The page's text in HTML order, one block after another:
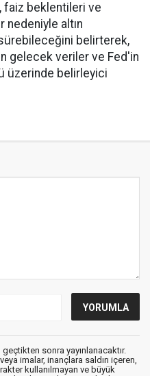
faiz beklentileri ve
altın
belirterek,
gelecek veriler ve Fed'in
üzerinde belirleyici
sonra yayınlanacaktır.
imalar, inançlara saldırı içeren,
kullanılmayan ve büyük